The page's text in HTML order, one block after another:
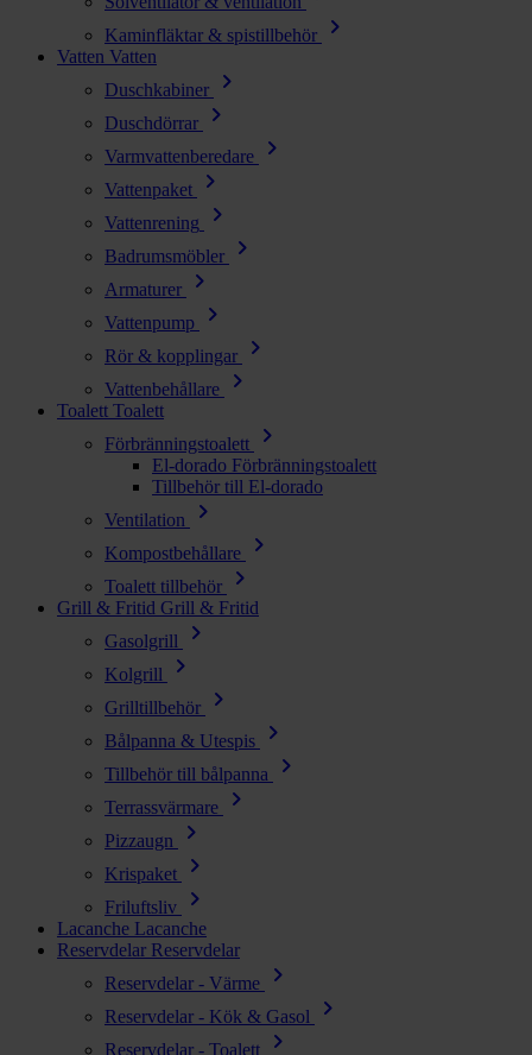
Kaminfläktar & spistillbehör chevron_right
Vatten Vatten
Duschkabiner
chevron_right
Duschdörrar chevron_right
Varmvattenberedare chevron_right
Vattenpaket chevron_right
Vattenrening chevron_right
Badrumsmöbler chevron_right
Armaturer chevron_right
Vattenpump chevron_right
Rör & kopplingar chevron_right
Vattenbehållare chevron_right
Toalett Toalett
Förbränningstoalett
chevron_right
El-dorado Förbränningstoalett
Tillbehör till El-dorado
Ventilation
chevron_right
Kompostbehållare chevron_right
Toalett tillbehör chevron_right
Grill & Fritid Grill & Fritid
Gasolgrill
chevron_right
Kolgrill chevron_right
Grilltillbehör chevron_right
Bålpanna & Utespis chevron_right
Tillbehör till bålpanna chevron_right
Terrassvärmare chevron_right
Pizzaugn chevron_right
Krispaket chevron_right
Friluftsliv chevron_right
Lacanche Lacanche
Reservdelar Reservdelar
Reservdelar - Värme
chevron_right
Reservdelar - Kök & Gasol chevron_right
Reservdelar - Toalett chevron_right